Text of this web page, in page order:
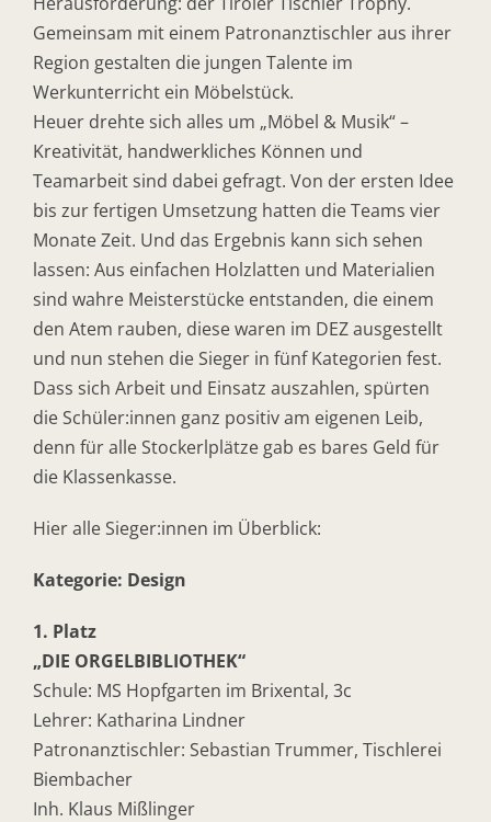
Gemeinsam mit einem Patronanztischler aus ihrer
Region gestalten die jungen Talente im
Werkunterricht ein Möbelstück.
Heuer drehte sich alles um „Möbel & Musik“ –
Kreativität, handwerkliches Können und
Teamarbeit sind dabei gefragt. Von der ersten Idee
bis zur fertigen Umsetzung hatten die Teams vier
Monate Zeit. Und das Ergebnis kann sich sehen
lassen: Aus einfachen Holzlatten und Materialien
sind wahre Meisterstücke entstanden, die einem
den Atem rauben, diese waren im DEZ ausgestellt
und nun stehen die Sieger in fünf Kategorien fest.
Dass sich Arbeit und Einsatz auszahlen, spürten
die Schüler:innen ganz positiv am eigenen Leib,
denn für alle Stockerlplätze gab es bares Geld für
die Klassenkasse.
Hier alle Sieger:innen im Überblick:
Kategorie: Design
1. Platz
„DIE ORGELBIBLIOTHEK“
Schule: MS Hopfgarten im Brixental, 3c
Lehrer: Katharina Lindner
Patronanztischler: Sebastian Trummer, Tischlerei
Biembacher
Inh. Klaus Mißlinger